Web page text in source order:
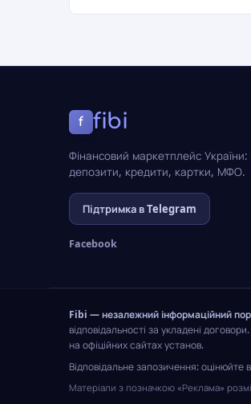
f fibi
Фінансовий маркетплейс
депозити, кредити, картки, МФО.
Підтримка в Telegram
Facebook
Fibi — незалежний інформаційний
відповідальності за укладені
на офіційних сайтах установ.
Відповідальне запозичення: оцінюйте
Матеріали з позначкою «Реклама»